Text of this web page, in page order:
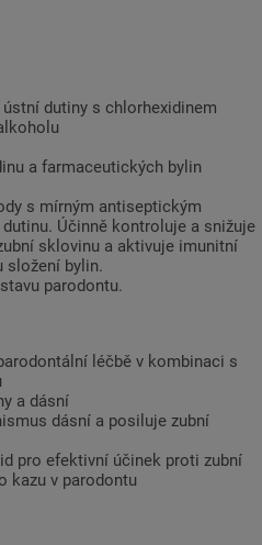
dutiny s chlorhexidinem
a farmaceutických bylin
s mírným antiseptickým
Účinně kontroluje a snižuje
sklovinu a aktivuje imunitní
složení bylin.
parodontu.
léčbě v kombinaci s
a dásní
dásní a posiluje zubní
pro efektivní účinek proti zubní
kazu v parodontu